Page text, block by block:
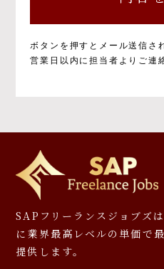
③ご本人の承諾に基
企業への個人情報提
ー等への応募、プレ
※お預かりした書類に
きないことがあります
個人情報を提供しな
果について
必要となる項目を入力
ボタンを押すとメール送信さ
営業日以内に担当者よりご連
SAPフリーランスジョブズ
に 業界最高レベルの単価で
提供します。